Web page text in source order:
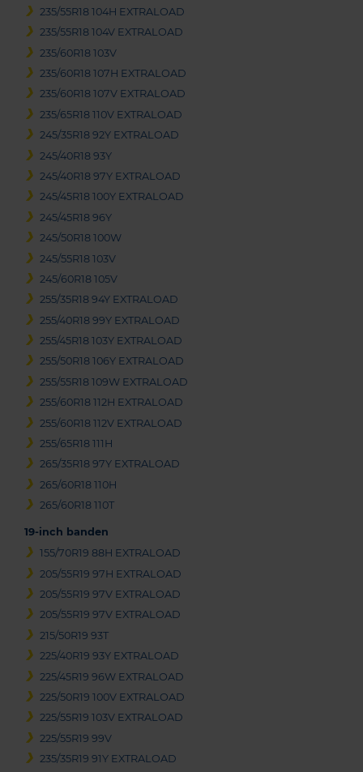
235/55R18 104H EXTRALOAD
235/55R18 104V EXTRALOAD
235/60R18 103V
235/60R18 107H EXTRALOAD
235/60R18 107V EXTRALOAD
235/65R18 110V EXTRALOAD
245/35R18 92Y EXTRALOAD
245/40R18 93Y
245/40R18 97Y EXTRALOAD
245/45R18 100Y EXTRALOAD
245/45R18 96Y
245/50R18 100W
245/55R18 103V
245/60R18 105V
255/35R18 94Y EXTRALOAD
255/40R18 99Y EXTRALOAD
255/45R18 103Y EXTRALOAD
255/50R18 106Y EXTRALOAD
255/55R18 109W EXTRALOAD
255/60R18 112H EXTRALOAD
255/60R18 112V EXTRALOAD
255/65R18 111H
265/35R18 97Y EXTRALOAD
265/60R18 110H
265/60R18 110T
19-inch banden
155/70R19 88H EXTRALOAD
205/55R19 97H EXTRALOAD
205/55R19 97V EXTRALOAD
205/55R19 97V EXTRALOAD
215/50R19 93T
225/40R19 93Y EXTRALOAD
225/45R19 96W EXTRALOAD
225/50R19 100V EXTRALOAD
225/55R19 103V EXTRALOAD
225/55R19 99V
235/35R19 91Y EXTRALOAD